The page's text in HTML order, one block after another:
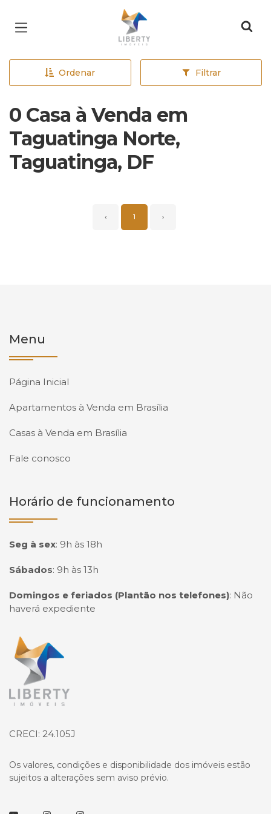
Página inicial
Ordenar Filtrar
0 Casa à Venda em
Taguatinga Norte,
Taguatinga, DF
‹ 1 ›
Menu
Página Inicial
Apartamentos à Venda em Brasília
Casas à Venda em Brasília
Fale conosco
Horário de funcionamento
Seg à sex: 9h às 18h
Sábados: 9h às 13h
Domingos e feriados (Plantão nos telefones): Não
haverá expediente
Página inicial
CRECI: 24.105J
Os valores, condições e disponibilidade dos imóveis estão
sujeitos a alterações sem aviso prévio.